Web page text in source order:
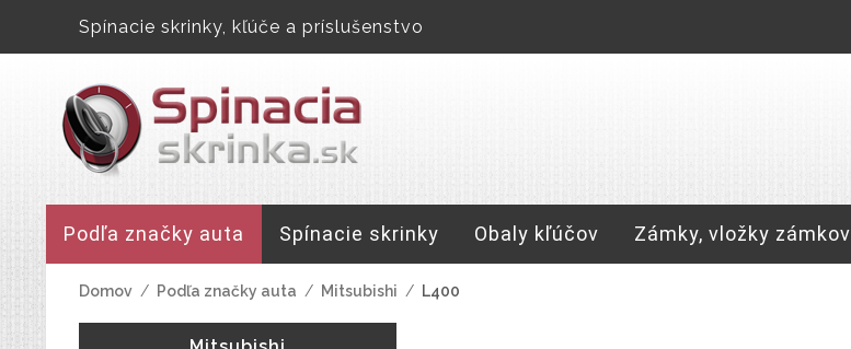
Spínacie skrinky, kľúče a príslušenstvo
Podľa značky auta Spínacie skrinky Obaly kľúčov Zámky, vložky zámkov
Domov / Podľa značky auta / Mitsubishi / L400